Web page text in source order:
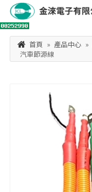
首頁 » 產品中心 »
汽車節源線